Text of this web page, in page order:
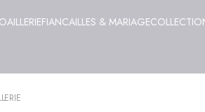
FIANCAILLES & MARIAGE